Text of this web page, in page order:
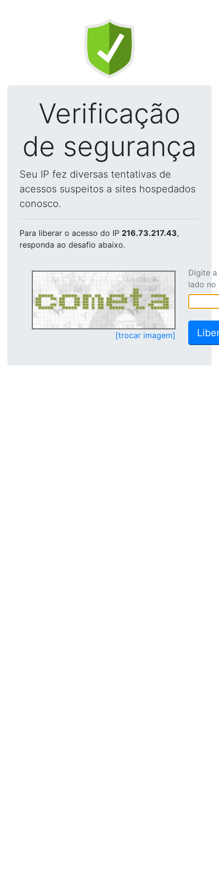
Verificação
de segurança
Seu IP fez diversas tentativas de
acessos suspeitos a sites hospedados
conosco.
Para liberar o acesso do IP 216.73.217.43,
responda ao desafio abaixo.
[trocar imagem]
Digite
lado no